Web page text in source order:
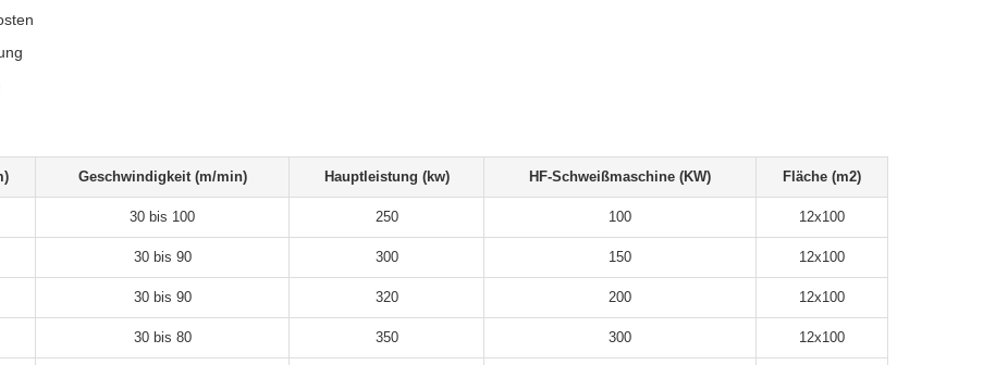
Geschwindigkeit (m/min) Hauptleistung (kw) HF-Schweißmaschine (KW) Fläche (m2)
30 bis 100 250 100 12x100
30 bis 90 300 150 12x100
30 bis 90 320 200 12x100
30 bis 80 350 300 12x100